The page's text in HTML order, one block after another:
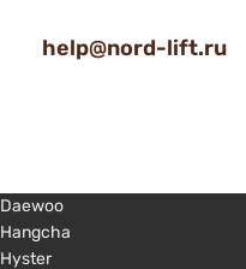
help@nord-lift.ru
Daewoo
Hangcha
Hyster